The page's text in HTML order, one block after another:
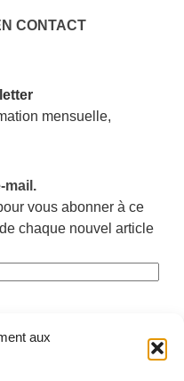
aux
CONTACT
mensuelle,
mail.
vous abonner à ce
chaque nouvel article